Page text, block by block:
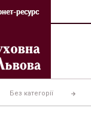
Без категорії